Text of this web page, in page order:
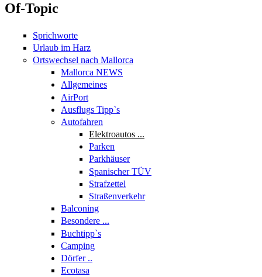
Of-Topic
Sprichworte
Urlaub im Harz
Ortswechsel nach Mallorca
Mallorca NEWS
Allgemeines
AirPort
Ausflugs Tipp`s
Autofahren
Elektroautos ...
Parken
Parkhäuser
Spanischer TÜV
Strafzettel
Straßenverkehr
Balconing
Besondere ...
Buchtipp`s
Camping
Dörfer ..
Ecotasa